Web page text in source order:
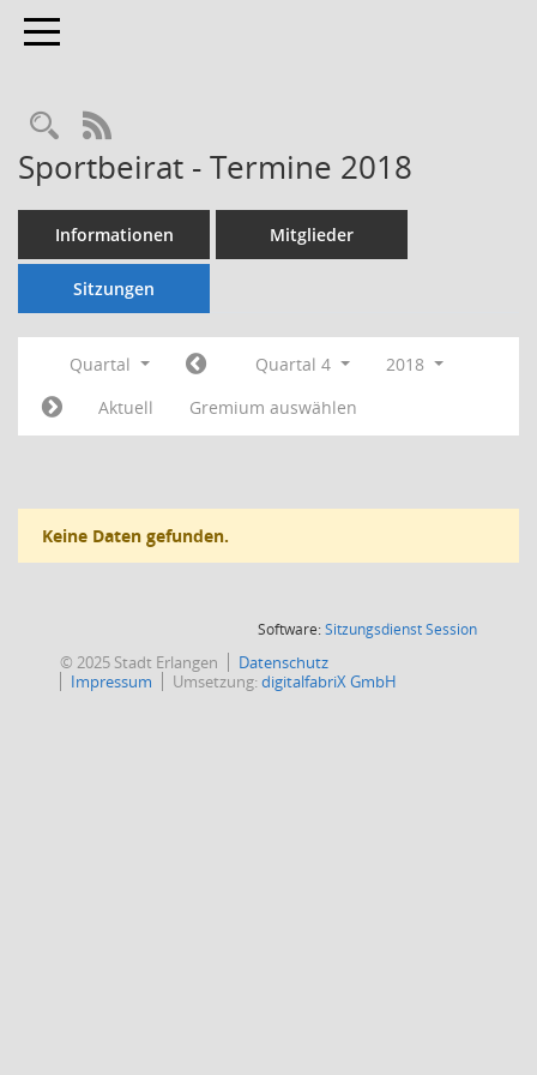
Toggle navigation
Rechercheauswahl
RSS-Feed
Sportbeirat - Termine 2018
Informationen Mitglieder
Sitzungen
Quartal Quartal 4
2018
Aktuell
Gremium auswählen
Keine Daten gefunden.
Software:SitzungsdienstSession(Wird in
© 2025 Stadt Erlangen
Datenschutz
Impressum
Umsetzung:digitalfabriX GmbH